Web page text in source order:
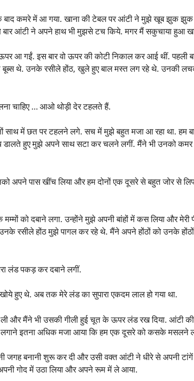
बाद कमरे में आ गया. खाना की टेबल पर आंटी ने मुझे खूब झुक झुक
बार आंटी ने अपने हाथ भी मुझसे टच किये. मगर मैं सकुचाया हुआ
आ गईं. इस बार वो ऊपर की कोटी निकाल कर आई थीं. पहली
बूब्स थे. उनके रसीले होंठ, खुले हुए बाल मस्त लग रहे थे. उनकी
चाहिए … आओ थोड़ी देर टहलते हैं.
साथ में छत पर टहलने लगे. सच में मुझे बहुत मजा आ रहा था. हम
डालते हुए मुझे अपने साथ सटा कर चलने लगीं. मैंने भी उनको कमर
अपने पास खींच लिया और हम दोनों एक दूसरे से बहुत जोर से
को दबाने लगा. उन्होंने मुझे अपनी बांहों में कस लिया और मेरी
रसीले होंठ मुझे पागल कर रहे थे. मैंने अपने होंठों को उनके
लंड पकड़ कर दबाने लगीं.
हुए थे. अब तक मेरे लंड का सुपारा एकदम लाल हो गया था.
और मैंने भी उसकी गीली हुई चूत के ऊपर लंड रख दिया. आंटी
लगाने इतना अधिक मजा आया कि हम एक दूसरे को कसके मसलने
बनानी शुरू कर दी और उसी वक्त आंटी ने धीरे से अपनी टांगें
गोद में उठा लिया और अपने रूम में ले आया.